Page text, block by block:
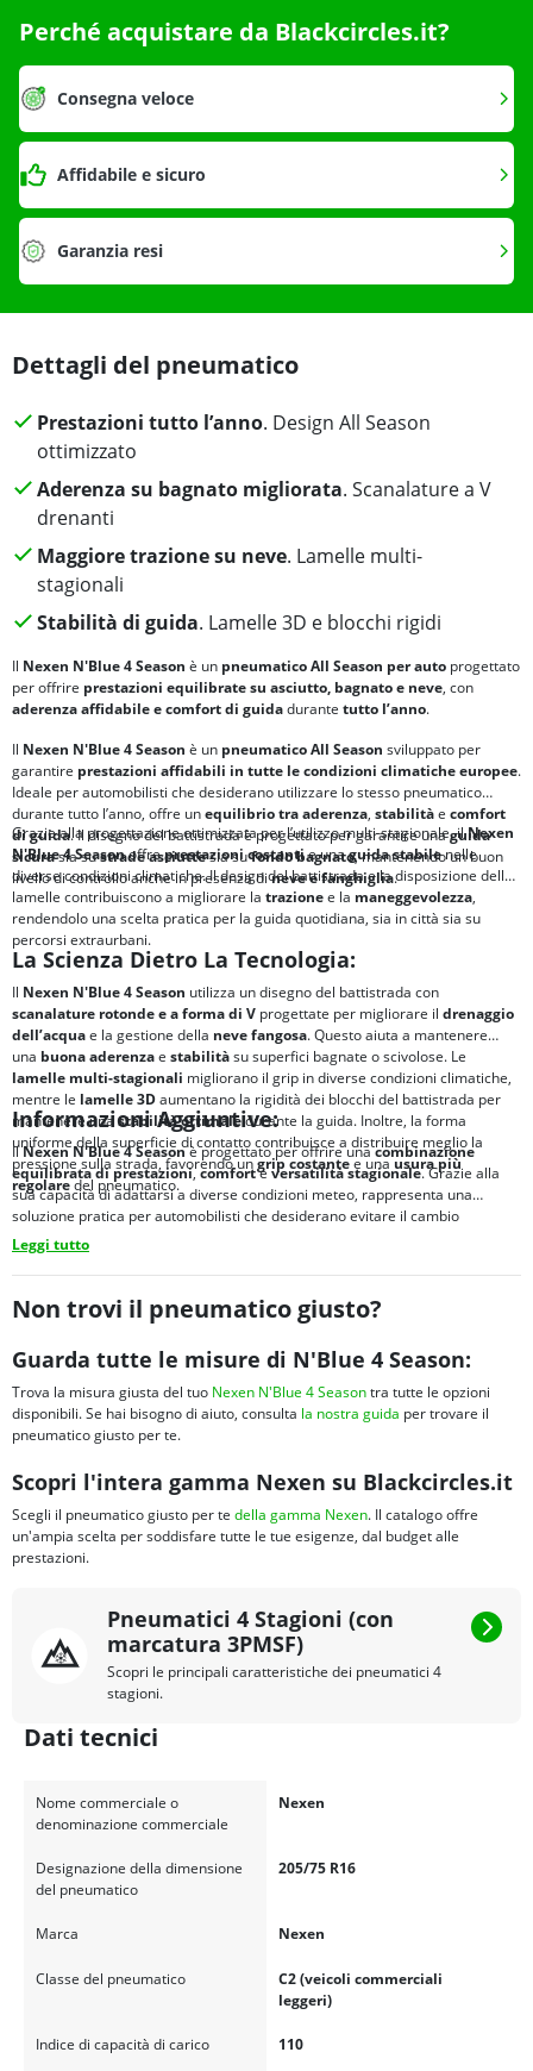
Perché acquistare da Blackcircles.it?
Consegna veloce
Affidabile e sicuro
Garanzia resi
Dettagli del pneumatico
Prestazioni tutto l’anno. Design All Season
ottimizzato
Aderenza su bagnato migliorata. Scanalature a V
drenanti
Maggiore trazione su neve. Lamelle multi-
stagionali
Stabilità di guida. Lamelle 3D e blocchi rigidi
Il Nexen N'Blue 4 Season è un pneumatico All Season per auto progettato
per offrire prestazioni equilibrate su asciutto, bagnato e neve, con
aderenza affidabile e comfort di guidadurante tutto l’anno.
Il Nexen N'Blue 4 Season è un pneumatico All Season sviluppato per
garantire prestazioni affidabili in tutte le condizioni climatiche europee.
Ideale per automobilisti che desiderano utilizzare lo stesso pneumatico
durante tutto l’anno, offre unequilibrio traaderenza, stabilitàe comfort
di guida. Il disegno del battistrada è progettato per garantire unaguida
sicurasia sustrade asciuttesia sufondo bagnato, mantenendo un buon
livello di controllo anche in presenza dineve e fanghiglia.
Grazie alla progettazione ottimizzata per l’utilizzo multi-stagionale, ilNexen
N'Blue 4 Seasonoffreprestazioni costantie unaguida stabilenelle
diverse condizioni climatiche. Il design del battistrada e la disposizione delle
lamelle contribuiscono a migliorare la trazionee la maneggevolezza,
rendendolo una scelta pratica per la guida quotidiana, sia in città sia su
percorsi extraurbani.
La Scienza Dietro La Tecnologia:
Il Nexen N'Blue 4 Season utilizza un disegno del battistrada con
scanalature rotonde e a forma di V progettate per migliorare il drenaggio
dell’acquae la gestione della neve fangosa. Questo aiuta a mantenere
una buona aderenzae stabilitàsu superfici bagnate o scivolose. Le
lamelle multi-stagionali migliorano il grip in diverse condizioni climatiche,
mentre le lamelle 3Daumentano la rigidità dei blocchi del battistrada per
mantenere unastabilità ottimaledurante la guida. Inoltre, la forma
uniforme della superficie di contatto contribuisce a distribuire meglio la
pressione sulla strada, favorendo ungrip costantee unausura più
regolaredel pneumatico.
Informazioni Aggiuntive:
IlNexen N'Blue 4 Seasonè progettato per offrire unacombinazione
equilibrata diprestazioni,comforteversatilità stagionale. Grazie alla
sua capacità di adattarsi a diverse condizioni meteo, rappresenta una
soluzione pratica per automobilisti che desiderano evitare il cambio
stagionale dei pneumatici mantenendo
quotidiana.
Leggi tutto
Non trovi il pneumatico giusto?
Guarda tutte le misure di N'Blue 4 Season:
Trova la misura giusta del tuo Nexen N'Blue 4 Seasontra tutte le opzioni
disponibili. Se hai bisogno di aiuto, consulta la nostra guida per trovare il
pneumatico giusto per te.
Scopri l'intera gamma Nexen su Blackcircles.it
Scegli il pneumatico giusto per te della gamma Nexen. Il catalogo offre
un'ampia scelta per soddisfare tutte le tue esigenze, dal budget alle
prestazioni.
Pneumatici 4 Stagioni (con
marcatura 3PMSF)
Scopri le principali caratteristiche dei pneumatici 4
stagioni.
Dati tecnici
Nome commerciale o
denominazione commerciale
Nexen
Designazione della dimensione
del pneumatico
205/75 R16
Marca Nexen
Classe del pneumatico
C2 (veicoli commerciali
leggeri)
Indice di capacità di carico 110